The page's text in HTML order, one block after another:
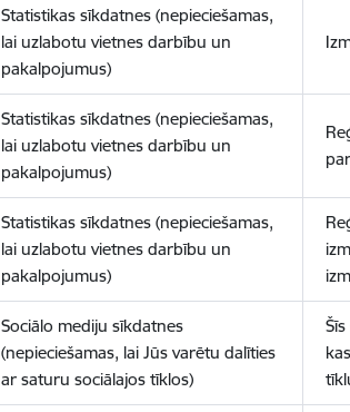
Statistikas sīkdatnes (nepieciešamas,
lai uzlabotu vietnes darbību un
pakalpojumus)
Statistikas sīkdatnes (nepieciešamas,
lai uzlabotu vietnes darbību un
pakalpojumus)
Statistikas sīkdatnes (nepieciešamas,
lai uzlabotu vietnes darbību un
pakalpojumus)
Sociālo mediju sīkdatnes
(nepieciešamas, lai Jūs varētu dalīties
ar saturu sociālajos tīklos)